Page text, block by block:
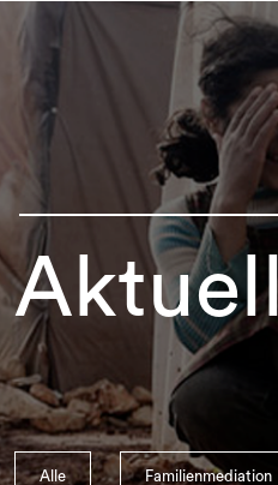
Alle Familienmediation